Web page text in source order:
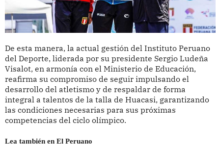
De esta manera, la actual gestión del Instituto Peruano
del Deporte, liderada por su presidente Sergio Ludeña
Visalot, en armonía con el Ministerio de Educación,
reafirma su compromiso de seguir impulsando el
desarrollo del atletismo y de respaldar de forma
integral a talentos de la talla de Huacasi, garantizando
las condiciones necesarias para sus próximas
competencias del ciclo olímpico.
Lea también en El Peruano